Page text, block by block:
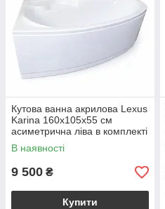
Кутова ванна акрилова Lexus
Karina 160x105х55 см
асиметрична ліва в комплекті
ніжки та екран для ванни
В наявності
9 500 ₴
Купити